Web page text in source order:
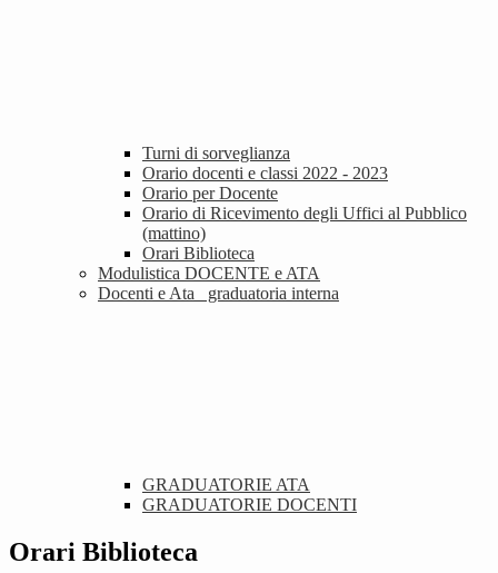
Turni di sorveglianza
Orario docenti e classi 2022 - 2023
Orario per Docente
Orario di Ricevimento degli Uffici al Pubblico
(mattino)
Orari Biblioteca
Modulistica DOCENTE e ATA
Docenti e Ata_ graduatoria interna
GRADUATORIE ATA
GRADUATORIE DOCENTI
Orari Biblioteca